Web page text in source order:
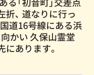
折、 道なりに行っ
道16号線にある浜
かい 久保山霊堂
にあります。